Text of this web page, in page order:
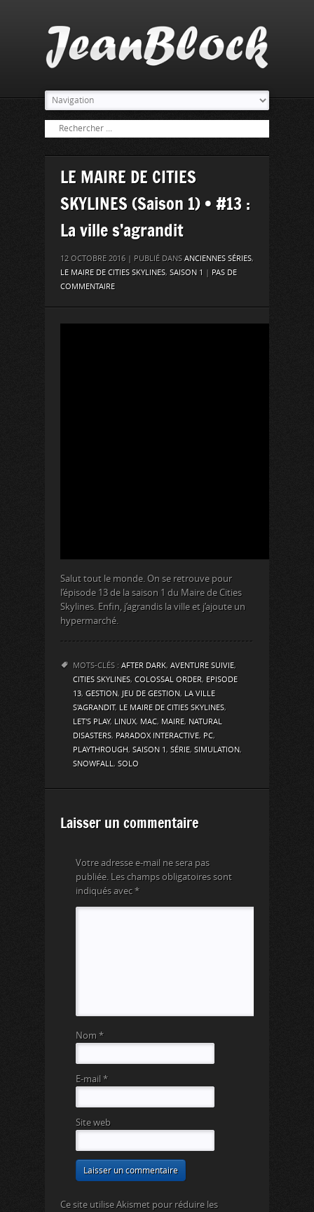
LE MAIRE DE CITIES
SKYLINES (Saison 1) • #13 :
La ville s’agrandit
12 OCTOBRE 2016 | PUBLIÉ DANS ANCIENNES SÉRIES,
LE MAIRE DE CITIES SKYLINES, SAISON 1 | PAS DE
COMMENTAIRE
Salut tout le monde. On se retrouve pour
l’épisode 13 de la saison 1 du Maire de Cities
Skylines. Enfin, j’agrandis la ville et j’ajoute un
hypermarché.
MOTS-CLÉS : AFTER DARK, AVENTURE SUIVIE,
CITIES SKYLINES, COLOSSAL ORDER, EPISODE
13, GESTION, JEU DE GESTION, LA VILLE
S'AGRANDIT, LE MAIRE DE CITIES SKYLINES,
LET'S PLAY, LINUX, MAC, MAIRE, NATURAL
DISASTERS, PARADOX INTERACTIVE, PC,
PLAYTHROUGH, SAISON 1, SÉRIE, SIMULATION,
SNOWFALL, SOLO
Laisser un commentaire
Votre adresse e-mail ne sera pas
publiée.
Les champs obligatoires sont
indiqués avec *
Nom *
E-mail *
Site web
Ce site utilise Akismet pour réduire les